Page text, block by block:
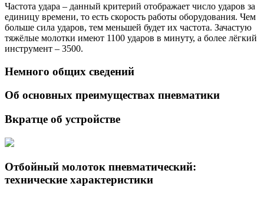
Частота удара – данный критерий отображает число ударов за
единицу времени, то есть скорость работы оборудования. Чем
больше сила ударов, тем меньшей будет их частота. Зачастую
тяжёлые молотки имеют 1100 ударов в минуту, а более лёгкий
инструмент – 3500.
Немного общих сведений
Об основных преимуществах пневматики
Вкратце об устройстве
Отбойный молоток пневматический:
технические характеристики